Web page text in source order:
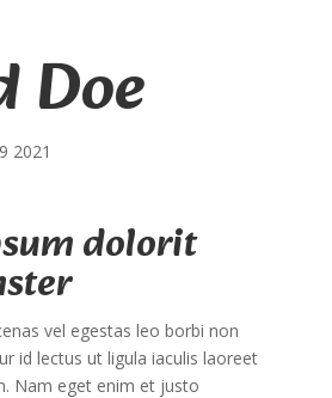
Doe
2021
dolorit
vel egestas leo borbi non
id lectus ut ligula iaculis laoreet
Nam eget enim et justo